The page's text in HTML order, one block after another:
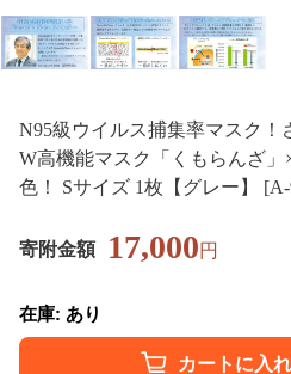
N95級ウイルス捕集率マスク！
W高機能マスク「くもらんざ
色！ Sサイズ 1枚【グレー】
寄附金額 17,000円
在庫: あり